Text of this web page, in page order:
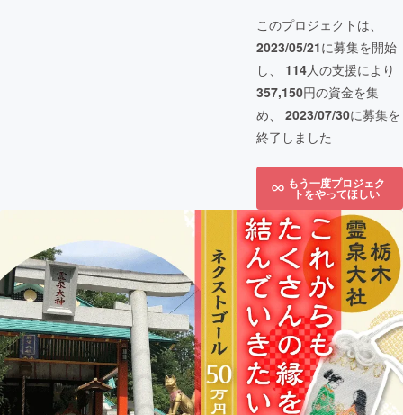
このプロジェクトは、
2023/05/21に募集を開始
し、 114人の支援により
357,150円の資金を集
め、 2023/07/30に募集を
終了しました
もう一度プロジェク
トをやってほしい